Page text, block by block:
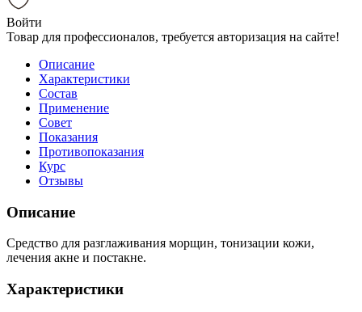
Войти
Товар для профессионалов, требуется авторизация на сайте!
Описание
Характеристики
Состав
Применение
Совет
Показания
Противопоказания
Курс
Отзывы
Описание
Средство для разглаживания морщин, тонизации кожи,
лечения акне и постакне.
Характеристики